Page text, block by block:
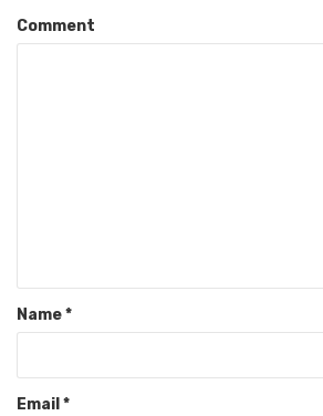
Comment
Name*
Email*